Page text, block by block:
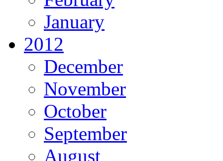
January
2012
December
November
October
September
August